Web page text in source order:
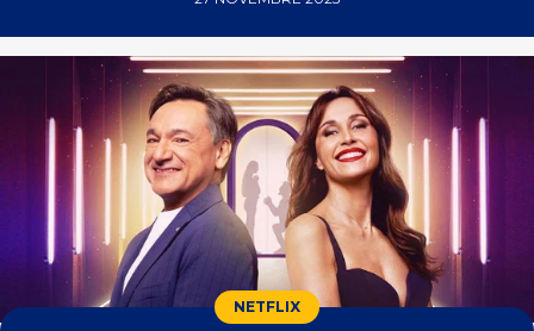
NETFLIX